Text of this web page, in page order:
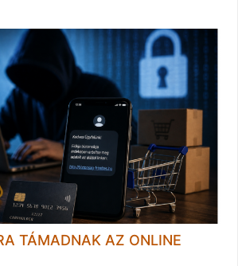
TÁMADNAK AZ ONLINE